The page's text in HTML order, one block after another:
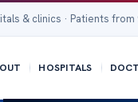
& clinics · Patients
HOSPITALS